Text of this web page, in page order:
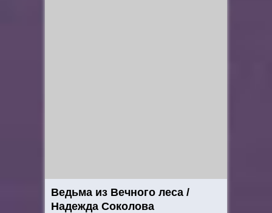
Ведьма из Вечного леса /
Надежда Соколова